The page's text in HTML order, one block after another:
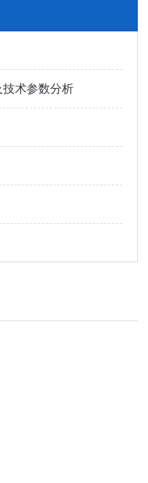
术参数分析